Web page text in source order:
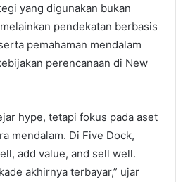
yang digunakan bukan
pendekatan berbasis
pemahaman mendalam
perencanaan di New
hype, tetapi fokus pada aset
mendalam. Di Five Dock,
add value, and sell well.
akhirnya terbayar,” ujar